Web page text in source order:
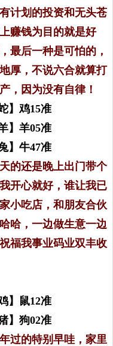
计划的投资和无头苍
赚钱为目的就是好
最后一种是可怕的，
厚，不说六合就算打
，因为没有自律！
】鸡15准
】羊05准
】牛47准
的还是晚上出门带个
开心就好，谁让我已
小吃店，和朋友合伙
哈，一边做生意一边
福我事业码业双丰收
】鼠12准
】狗02准
过的特别早哇，家里